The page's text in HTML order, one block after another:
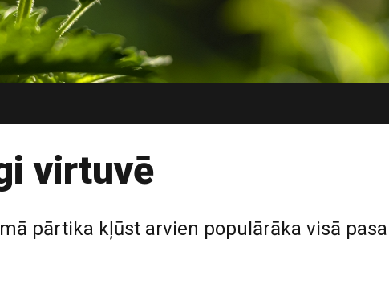
virtuvē
pārtika kļūst arvien populārāka visā